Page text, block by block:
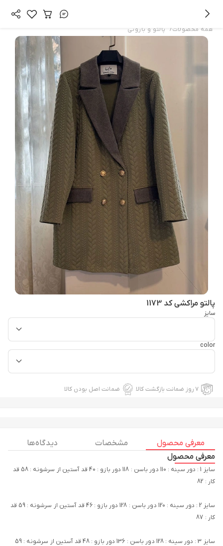
همه محصولات/ پالتو و بارونی
پالتو مراکشی کد 1173
سایز
color
۷ روز ضمانت بازگشت کالا ضمانت اصل بودن کالا
معرفی محصول مشخصات
دیدگاه ها
معرفی محصول
سایز 1 : دور سینه : 110 دور باسن : 118 دور بازو : 40 قد آستین از سرشونه : 58 قد
کار : 82
سایز 2 : دور سینه : 120 دور باسن : 128 دور بازو : 46 قد آستین از سرشونه : 59 قد
کار : 87
سایز 3 : دور سینه : 128 دور باسن : 136 دور بازو : 48 قد آستین از سرشونه : 59